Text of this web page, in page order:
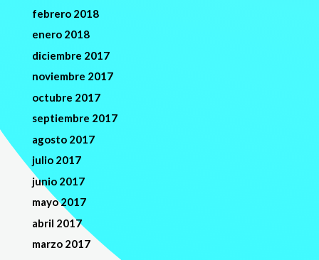
febrero 2018
enero 2018
diciembre 2017
noviembre 2017
octubre 2017
septiembre 2017
agosto 2017
julio 2017
junio 2017
mayo 2017
abril 2017
marzo 2017